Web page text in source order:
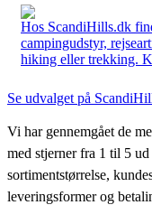
Hos ScandiHills.dk
campingudstyr,
hiking eller trekking.
Se udvalget på
Vi har gennemgået de
med stjerner fra 1 til 5
sortimentstørrelse,
leveringsformer og